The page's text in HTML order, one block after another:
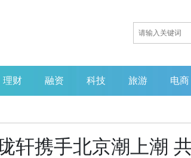
理财 融资 科技 旅游 电商
轩携手北京潮上潮